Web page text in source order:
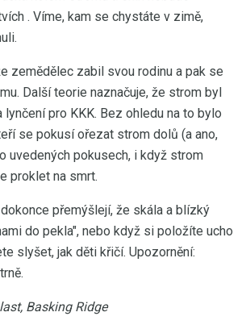
. Víme, kam se chystáte v zimě,
zemědělec zabil svou rodinu a pak se
Další teorie naznačuje, že strom byl
pro KKK. Bez ohledu na to bylo
se pokusí ořezat strom dolů (a ano,
uvedených pokusech, i když strom
proklet na smrt.
přemýšlejí, že skála a blízký
do pekla", nebo když si položíte ucho
slyšet, jak děti křičí. Upozornění:
Basking Ridge